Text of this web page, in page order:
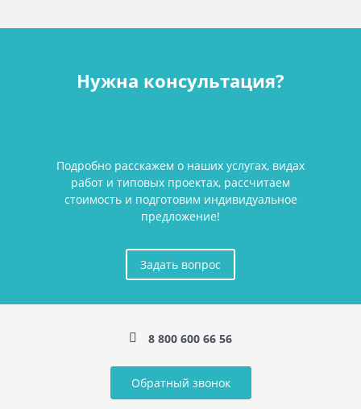
Нужна консультация?
Подробно расскажем о наших услугах, видах
работ и типовых проектах, рассчитаем
стоимость и подготовим индивидуальное
предложение!
Задать вопрос
8 800 600 66 56
Обратный звонок